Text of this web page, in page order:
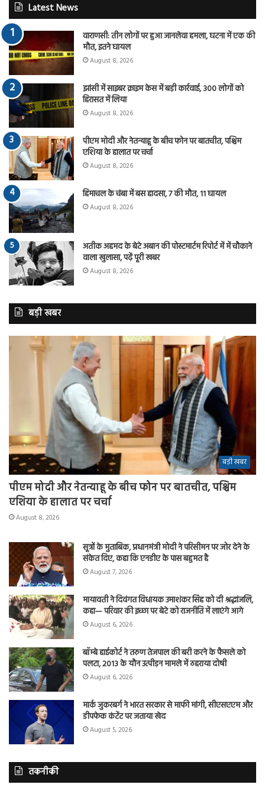
Latest News
वाराणसी: तीन लोगों पर हुआ जानलेवा हमला, घटना में एक की
मौत, इतने घायल
August 8, 2026
झांसी में साइबर क्राइम केस में बड़ी कार्रवाई, 300 लोगों को
हिरासत में लिया
August 8, 2026
पीएम मोदी और नेतन्याहू के बीच फोन पर बातचीत, पश्चिम
एशिया के हालात पर चर्चा
August 8, 2026
हिमाचल के चंबा में बस हादसा, 7 की मौत, 11 घायल
August 8, 2026
अतीक अहमद के बेटे अबान की पोस्टमार्टम रिपोर्ट में में चौकाने
वाला खुलासा, पढ़ें पूरी खबर
August 8, 2026
बड़ी खबर
बड़ी खबर
पीएम मोदी और नेतन्याहू के बीच फोन पर बातचीत, पश्चिम
एशिया के हालात पर चर्चा
August 8, 2026
सूत्रों के मुताबिक, प्रधानमंत्री मोदी ने परिसीमन पर जोर देने के
संकेत दिए, कहा कि एनडीए के पास बहुमत है
August 7, 2026
मायावती ने दिवंगत विधायक उमाशंकर सिंह को दी श्रद्धांजलि,
कहा— परिवार की इच्छा पर बेटे को राजनीति में लाएंगे आगे
August 6, 2026
बॉम्बे हाईकोर्ट ने तरुण तेजपाल की बरी करने के फैसले को
पलटा, 2013 के यौन उत्पीड़न मामले में ठहराया दोषी
August 6, 2026
मार्क जुकरबर्ग ने भारत सरकार से माफी मांगी, सीएसएएम और
डीपफेक कंटेंट पर जताया खेद
August 5, 2026
तकनीकी